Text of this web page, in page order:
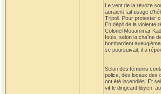
Le vent de la révolte
auraient fait usage
Tripoli. Pour protester
En dépit de la violente
Colonel Mouammar
foule, selon la chaîne
bombardent
se poursuivait, il a
Selon des témoins
police, des locaux des
ont été incendiés. Et
vit le dirigeant libyen,